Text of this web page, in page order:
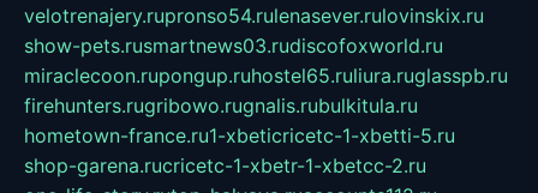
velotrenajery.rupronso54.rulenasever.rulovinskix.ru
show-pets.rusmartnews03.rudiscofoxworld.ru
miraclecoon.rupongup.ruhostel65.ruliura.ruglasspb.ru
firehunters.rugribowo.rugnalis.rubulkitula.ru
hometown-france.ru1-xbeticricetc-1-xbetti-5.ru
shop-garena.rucricetc-1-xbetr-1-xbetcc-2.ru